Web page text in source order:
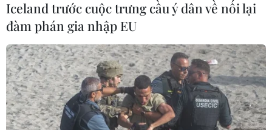
Iceland trước cuộc trưng cầu ý dân về nối lại
đàm phán gia nhập EU